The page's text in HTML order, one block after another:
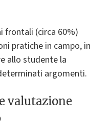
frontali (circa 60%)
pratiche in campo, in
allo studente la
argomenti.
valutazione